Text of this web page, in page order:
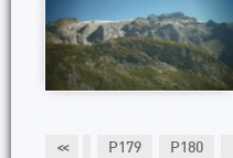
<<
P178 P179 P180